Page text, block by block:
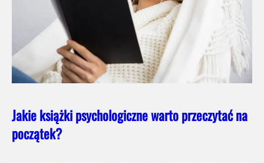
Jakie książki psychologiczne warto przeczytać na
początek?